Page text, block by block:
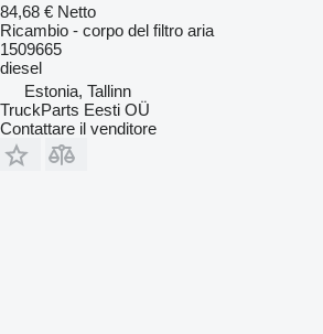
84,68 € Netto
Ricambio - corpo del filtro aria
1509665
diesel
Estonia, Tallinn
TruckParts Eesti OÜ
Contattare il venditore